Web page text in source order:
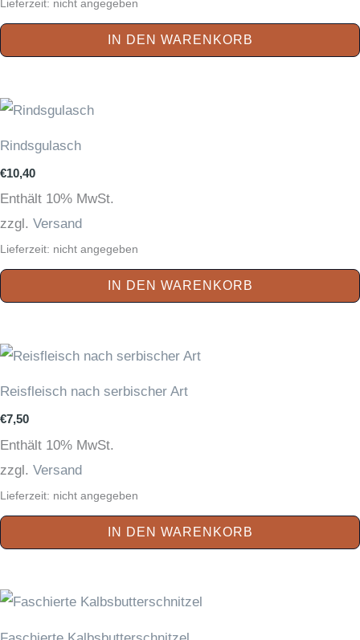
Lieferzeit: nicht angegeben
IN DEN WARENKORB
Rindsgulasch
€10,40
Enthält 10% MwSt.
zzgl. Versand
Lieferzeit: nicht angegeben
IN DEN WARENKORB
Reisfleisch nach serbischer Art
€7,50
Enthält 10% MwSt.
zzgl. Versand
Lieferzeit: nicht angegeben
IN DEN WARENKORB